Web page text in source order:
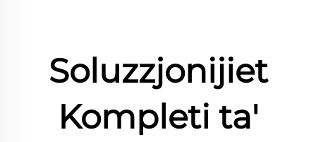
Soluzzjonijiet
Kompleti ta'